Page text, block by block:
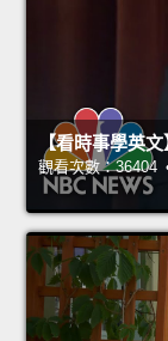
【看時事學英
觀看次數：36404